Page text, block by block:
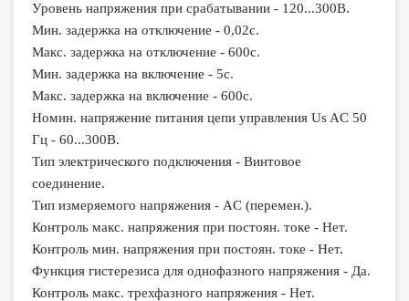
Уровень напряжения при срабатывании - 120...300В.
Мин. задержка на отключение - 0,02с.
Макс. задержка на отключение - 600с.
Мин. задержка на включение - 5с.
Макс. задержка на включение - 600с.
Номин. напряжение питания цепи управления Us AC 50
Гц - 60...300В.
Тип электрического подключения - Винтовое
соединение.
Тип измеряемого напряжения - AC (перемен.).
Контроль макс. напряжения при постоян. токе - Нет.
Контроль мин. напряжения при постоян. токе - Нет.
Функция гистерезиса для однофазного напряжения - Да.
Контроль макс. трехфазного напряжения - Нет.